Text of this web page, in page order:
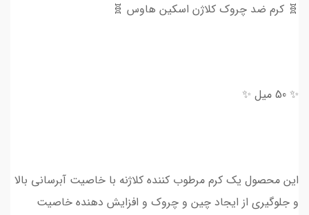
🧬 کرم ضد چروک کلاژن اسکین هاوس 🧬
✨ 50 میل ✨
این محصول یک کرم مرطوب کننده کلاژنه با خاصیت آبرسانی بالا
و جلوگیری از ایجاد چین و چروک و افزایش دهنده خاصیت